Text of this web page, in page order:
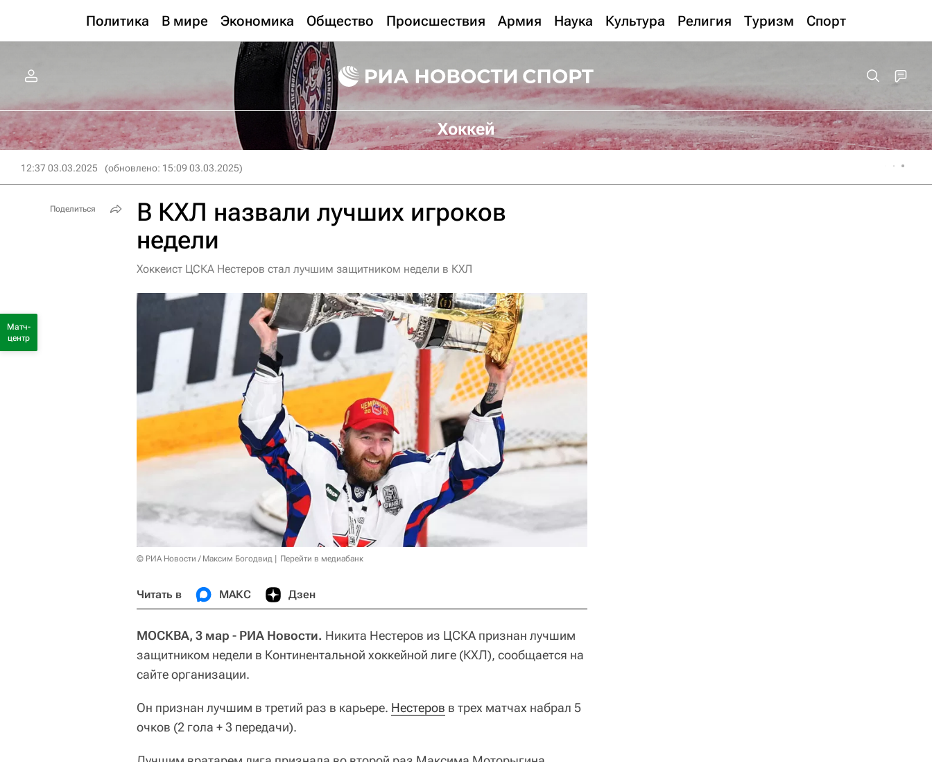
Политика В мире Экономика Общество Происшествия Армия Наука Культура Религия Туризм Спорт
Хоккей
12:37 03.03.2025 (обновлено: 15:09 03.03.2025)
В КХЛ назвали лучших игроков
недели
Хоккеист ЦСКА Нестеров стал лучшим защитником недели в КХЛ
© РИА Новости / Максим Богодвид Перейти в медиабанк
Читать в МАКС Дзен
МОСКВА, 3 мар - РИА Новости. Никита Нестеров из ЦСКА признан лучшим
защитником недели в Континентальной хоккейной лиге (КХЛ), сообщается на
сайте организации.
Он признан лучшим в третий раз в карьере. Нестеров в трех матчах набрал 5
очков (2 гола + 3 передачи).
Поделиться
Матч-
центр